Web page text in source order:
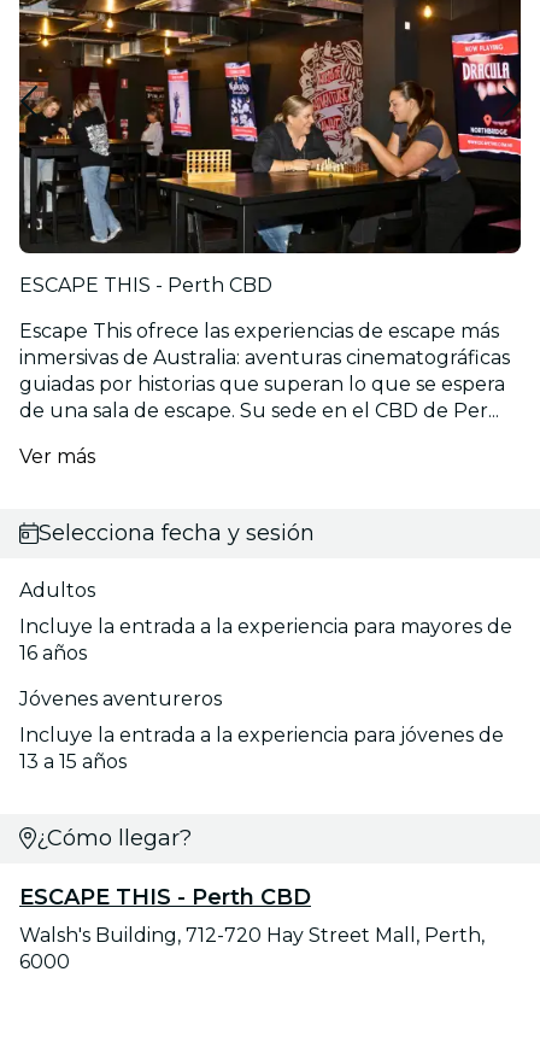
ESCAPE THIS - Perth CBD
Escape This ofrece las experiencias de escape más
inmersivas de Australia: aventuras cinematográficas
guiadas por historias que superan lo que se espera
de una sala de escape. Su sede en el CBD de Per...
Ver más
Selecciona fecha y sesión
Adultos
Incluye la entrada a la experiencia para mayores de
16 años
Jóvenes aventureros
Incluye la entrada a la experiencia para jóvenes de
13 a 15 años
¿Cómo llegar?
ESCAPE THIS - Perth CBD
Walsh's Building, 712-720 Hay Street Mall, Perth,
6000